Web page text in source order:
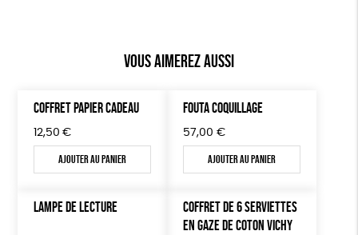
Vous aimerez aussi
COFFRET PAPIER CADEAU
12,50 €
Ajouter au panier
FOUTA COQUILLAGE
57,00 €
Ajouter au panier
LAMPE DE LECTURE
COFFRET DE 6 SERVIETTES
EN GAZE DE COTON VICHY